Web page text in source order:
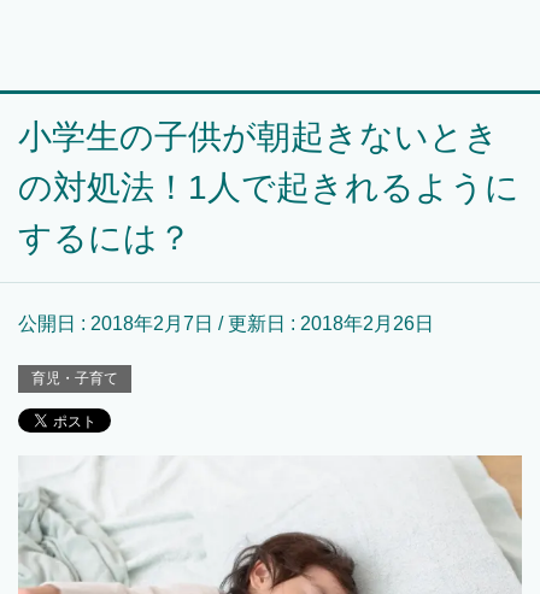
小学生の子供が朝起きないとき
の対処法！1人で起きれるように
するには？
公開日 : 2018年2月7日 / 更新日 : 2018年2月26日
育児・子育て